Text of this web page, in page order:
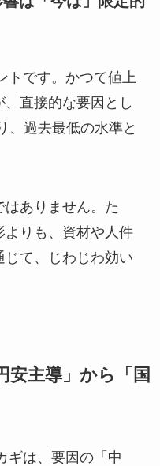
トです。かつて値上
直接的な要因とし
、過去最低の水準と
ありません。た
よりも、資材や人件
て、じわじわ効い
安主導」から「国
ギは、要因の「中